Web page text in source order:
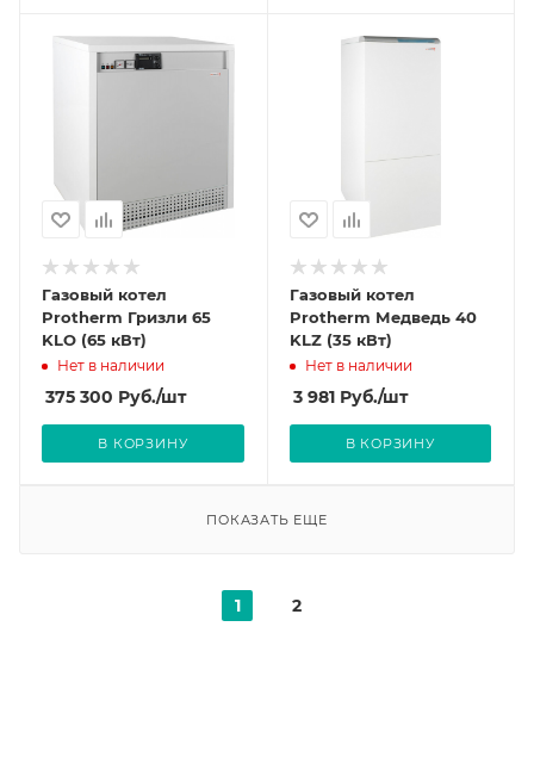
Газовый котел
Protherm Гризли 65
KLO (65 кВт)
Нет в наличии
375 300 Руб./шт
В КОРЗИНУ
Газовый котел
Protherm Медведь 40
KLZ (35 кВт)
Нет в наличии
3 981Руб./шт
В КОРЗИНУ
ПОКАЗАТЬ ЕЩЕ
1 2